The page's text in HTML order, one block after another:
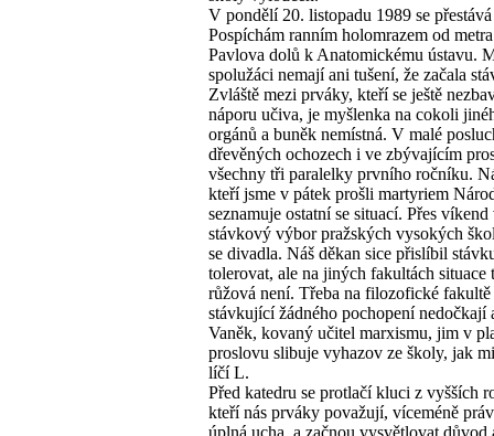
V pondělí 20. listopadu 1989 se
Pospíchám ranním holomrazem od
Pavlova dolů k Anatomickému ústavu.
spolužáci nemají ani tušení, že začala
Zvláště mezi prváky, kteří se ještě
náporu učiva, je myšlenka na cokoli
orgánů a buněk nemístná. V malé
dřevěných ochozech i ve zbývajícím
všechny tři paralelky prvního ročníku.
kteří jsme v pátek prošli martyriem
seznamuje ostatní se situací. Přes
stávkový výbor pražských vysokých
se divadla. Náš děkan sice přislíbil
tolerovat, ale na jiných fakultách situace
růžová není. Třeba na filozofické fakultě
stávkující žádného pochopení nedočkají
Vaněk, kovaný učitel marxismu, jim v
proslovu slibuje vyhazov ze školy, jak
líčí L.
Před katedru se protlačí kluci z vyšších
kteří nás prváky považují, víceméně